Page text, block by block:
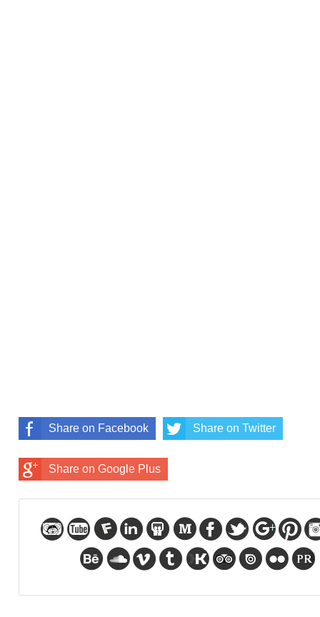
Share on Facebook Share on Twitter
Share on Google Plus